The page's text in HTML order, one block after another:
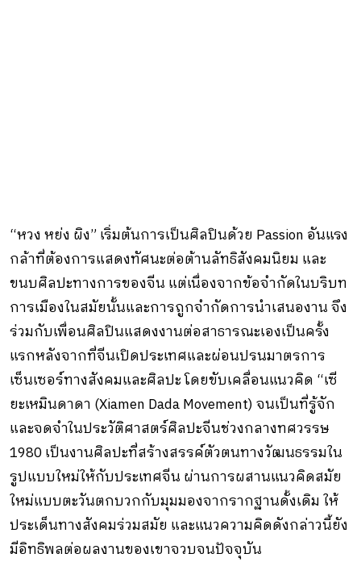
“หวง หย่ง ผิง” เริ่มต้นการเป็นศิลปินด้วย Passion อันแรง
กล้าที่ต้องการแสดงทัศนะต่อต้านลัทธิสังคมนิยม และ
ขนบศิลปะทางการของจีน แต่เนื่องจากข้อจำกัดในบริบท
การเมืองในสมัยนั้นและการถูกจำกัดการนำเสนองาน จึง
ร่วมกับเพื่อนศิลปินแสดงงานต่อสาธารณะเองเป็นครั้ง
แรกหลังจากที่จีนเปิดประเทศและผ่อนปรนมาตรการ
เซ็นเซอร์ทางสังคมและศิลปะ โดยขับเคลื่อนแนวคิด “เซี
ยะเหมินดาดา (Xiamen Dada Movement) จนเป็นที่รู้จัก
และจดจำในประวัติศาสตร์ศิลปะจีนช่วงกลางทศวรรษ
1980 เป็นงานศิลปะที่สร้างสรรค์ตัวตนทางวัฒนธรรมใน
รูปแบบใหม่ให้กับประเทศจีน ผ่านการผสานแนวคิดสมัย
ใหม่แบบตะวันตกบวกกับมุมมองจากรากฐานดั้งเดิม ให้
ประเด็นทางสังคมร่วมสมัย และแนวความคิดดังกล่าวนี้ยัง
มีอิทธิพลต่อผลงานของเขาจวบจนปัจจุบัน